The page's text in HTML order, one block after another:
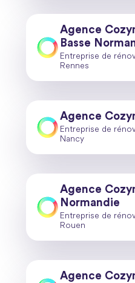
Agence
Basse
Entreprise de
Rennes
Agence
Entreprise de
Nancy
Agence
Normandie
Entreprise de
Rouen
Agence